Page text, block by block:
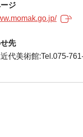
ジ
先
代美術館:Tel.075-